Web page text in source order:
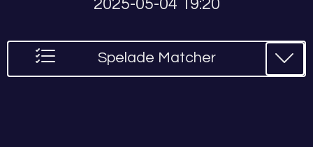
2025-05-04 19:20
Spelade Matcher